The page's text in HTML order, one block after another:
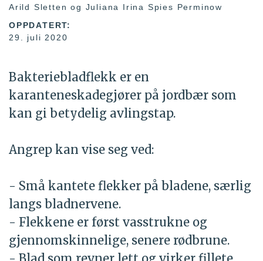
Arild Sletten og Juliana Irina Spies Perminow
OPPDATERT:
29. juli 2020
Bakteriebladflekk er en
karanteneskadegjører på jordbær som
kan gi betydelig avlingstap.
Angrep kan vise seg ved:
- Små kantete flekker på bladene, særlig
langs bladnervene.
- Flekkene er først vasstrukne og
gjennomskinnelige, senere rødbrune.